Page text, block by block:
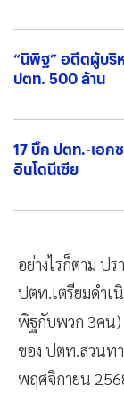
“นิพิฐ” อดีตผู้บริห
ปตท. 500 ล้าน
17 บิ๊ก ปตท.-เอก
อินโดนีเซีย
อย่างไรก็ตาม ป
ปตท.เตรียมดำเ
พิฐกับพวก 3คน)
ของ ปตท.สวนท
พฤศจิกายน